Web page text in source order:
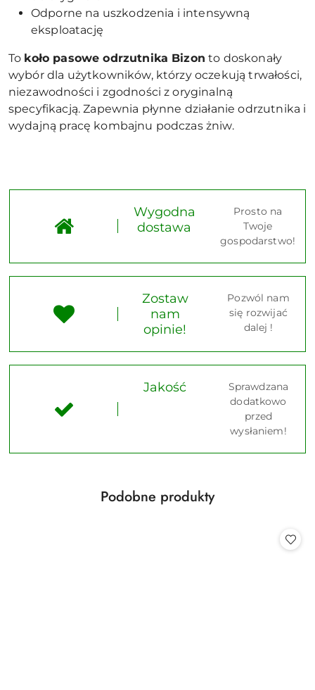
Odporne na uszkodzenia i intensywną
eksploatację
To koło pasowe odrzutnika Bizon to doskonały
wybór dla użytkowników, którzy oczekują trwałości,
niezawodności i zgodności z oryginalną
specyfikacją. Zapewnia płynne działanie odrzutnika i
wydajną pracę kombajnu podczas żniw.
Wygodna
dostawa
Prosto na
Twoje
gospodarstwo!
Zostaw
nam
opinie!
Pozwól nam
się rozwijać
dalej !
Jakość
Sprawdzana
dodatkowo
przed
wysłaniem!
Pomiń karuzelę produktów
Produkty
Podobne produkty